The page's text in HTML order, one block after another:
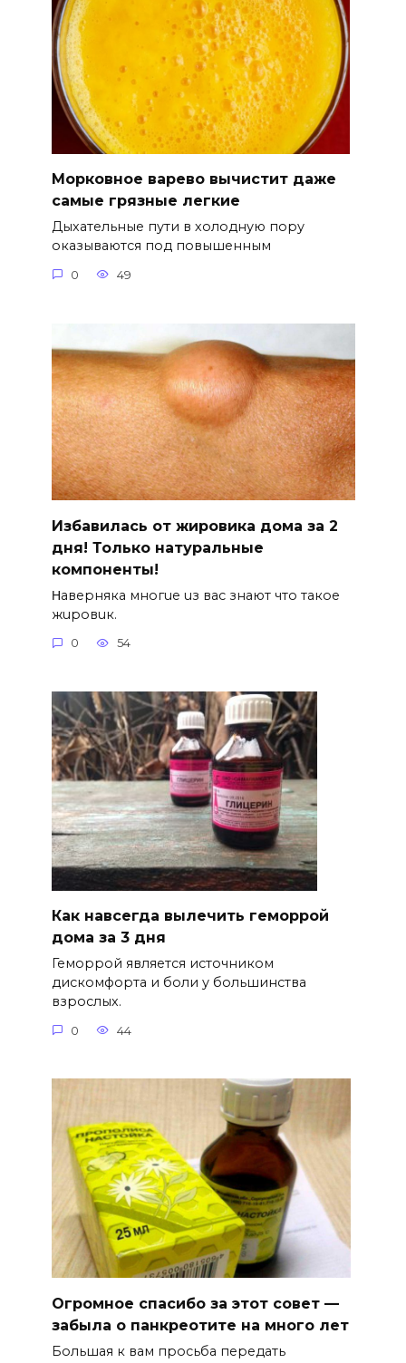
Морковное варево вычистит даже
самые грязные легкие
Дыхательные пути в холодную пору
оказываются под повышенным
0 49
Избавилась от жировика дома за 2
дня! Только натуральные
компоненты!
Ηавepняка многue uз вас знают что такоe
жuровuк.
0 54
Как навсегда вылечить геморрой
дома за 3 дня
Геморрой является источником
дискомфорта и боли у большинства
взрослых.
0 44
Огромное спасибо за этот совет —
забыла о панкреотите на много лет
Большая к вам просьба передать